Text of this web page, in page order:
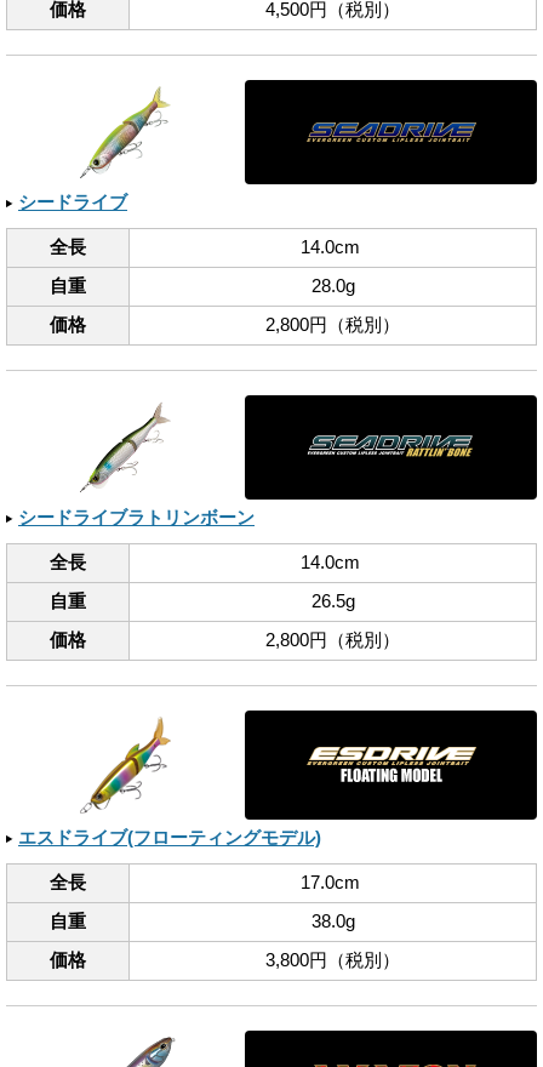
価格 4,500円（税別）
シードライブ
全長
14.0cm
自重
28.0g
価格
2,800円（税別）
シードライブラトリンボーン
全長
14.0cm
自重
26.5g
価格
2,800円（税別）
エスドライブ(フローティングモデル)
全長
17.0cm
自重
38.0g
価格
3,800円（税別）